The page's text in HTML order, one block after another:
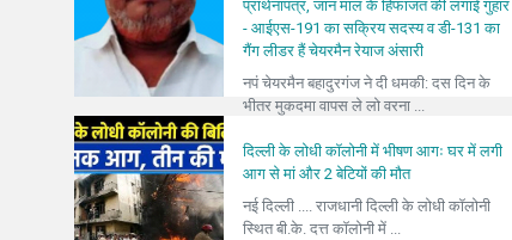
प्रार्थनापत्र, जान माल के हिफाजत की लगाई गुहार
- आईएस-191 का सक्रिय सदस्य व डी-131 का
गैंग लीडर हैं चेयरमैन रेयाज अंसारी
नपं चेयरमैन बहादुरगंज ने दी धमकी: दस दिन के
भीतर मुकदमा वापस ले लो वरना ...
दिल्ली के लोधी कॉलोनी में भीषण आगः घर में लगी
आग से मां और 2 बेटियों की मौत
नई दिल्ली .... राजधानी दिल्ली के लोधी कॉलोनी
स्थित बी.के. दत्त कॉलोनी में ...